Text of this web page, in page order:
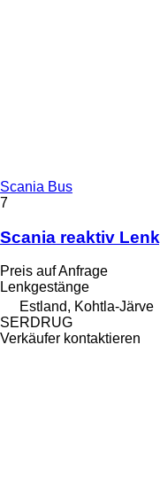
Scania Bus
7
Scania reaktiv
Preis auf Anfrage
Lenkgestänge
Estland, Kohtla-Järve
SERDRUG
Verkäufer kontaktieren